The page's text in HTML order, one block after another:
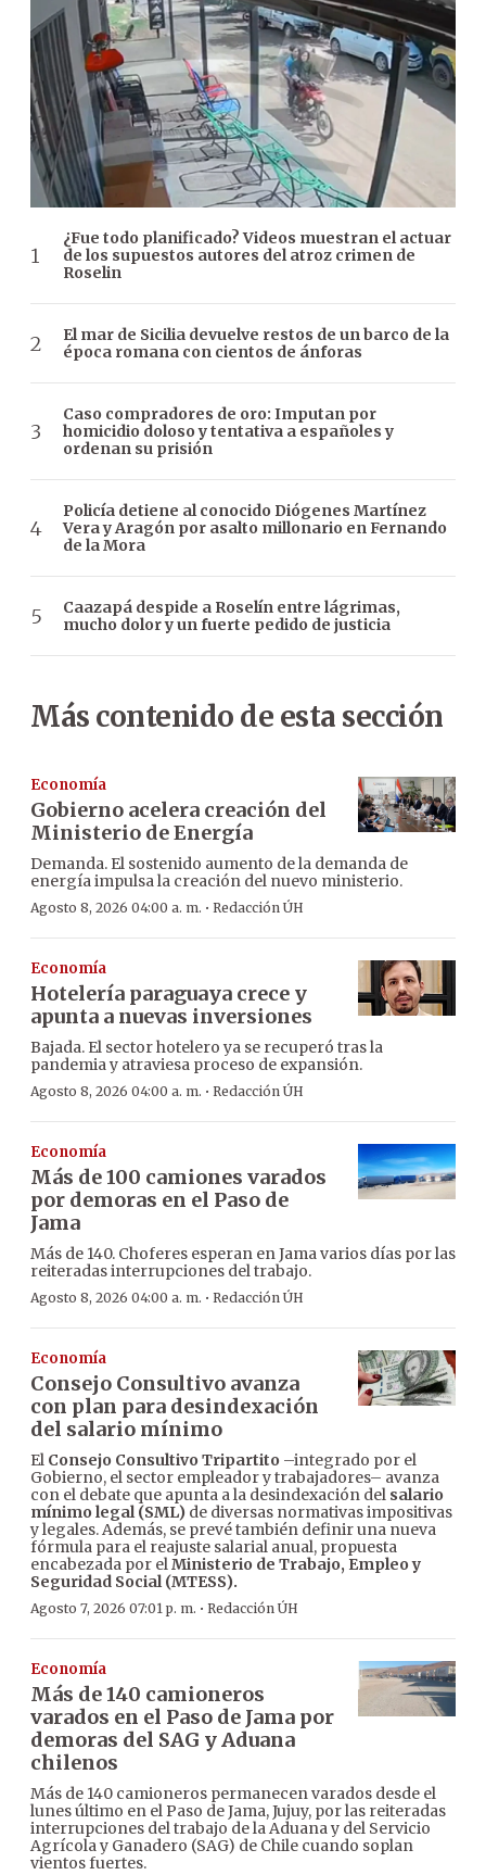
¿Fue todo planificado? Videos muestran el actuar
de los supuestos autores del atroz crimen de
Roselin
El mar de Sicilia devuelve restos de un barco de la
época romana con cientos de ánforas
Caso compradores de oro: Imputan por
homicidio doloso y tentativa a españoles y
ordenan su prisión
Policía detiene al conocido Diógenes Martínez
Vera y Aragón por asalto millonario en Fernando
de la Mora
Caazapá despide a Roselín entre lágrimas,
mucho dolor y un fuerte pedido de justicia
Más contenido de esta sección
Economía
Gobierno acelera creación del
Ministerio de Energía
Demanda. El sostenido aumento de la demanda de
energía impulsa la creación del nuevo ministerio.
Agosto 8, 2026 04:00 a. m. · Redacción ÚH
Economía
Hotelería paraguaya crece y
apunta a nuevas inversiones
Bajada. El sector hotelero ya se recuperó tras la
pandemia y atraviesa proceso de expansión.
Agosto 8, 2026 04:00 a. m. · Redacción ÚH
Economía
Más de 100 camiones varados
por demoras en el Paso de
Jama
Más de 140. Choferes esperan en Jama varios días por las
reiteradas interrupciones del trabajo.
Agosto 8, 2026 04:00 a. m. · Redacción ÚH
Economía
Consejo Consultivo avanza
con plan para desindexación
del salario mínimo
El Consejo Consultivo Tripartito –integrado por el
Gobierno, el sector empleador y trabajadores– avanza
con el debate que apunta a la desindexación del salario
mínimo legal (SML) de diversas normativas impositivas
y legales. Además, se prevé también definir una nueva
fórmula para el reajuste salarial anual, propuesta
encabezada por elMinisterio de Trabajo, Empleo y
Seguridad Social (MTESS).
Agosto 7, 2026 07:01 p. m. · Redacción ÚH
Economía
Más de 140 camioneros
varados en el Paso de Jama por
demoras del SAG y Aduana
chilenos
Más de 140 camioneros permanecen varados desde el
lunes último en el Paso de Jama, Jujuy, por las reiteradas
interrupciones del trabajo de la Aduana y del Servicio
Agrícola y Ganadero (SAG) de Chile cuando soplan
vientos fuertes.